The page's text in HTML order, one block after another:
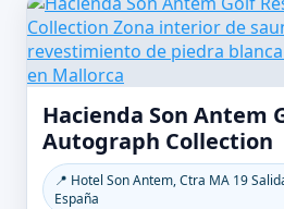
Hacienda Son Antem
Autograph Collection
📍 Hotel Son Antem, Ctra MA 19
España